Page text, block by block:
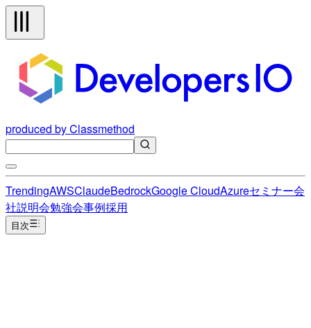
produced by Classmethod
TrendingAWSClaudeBedrockGoogle CloudAzureセミナー会
社説明会勉強会事例採用
目次